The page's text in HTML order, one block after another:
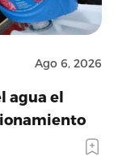
Ago 6, 2026
agua el